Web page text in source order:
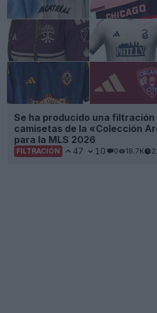
Se ha producido una
camisetas de la «Colección
para la MLS 2026
FILTRACIÓN 47 10 0 18.7K